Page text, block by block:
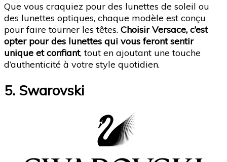
Que vous craquiez pour des lunettes de soleil ou
des lunettes optiques, chaque modèle est conçu
pour faire tourner les têtes. Choisir Versace, c’est
opter pour des lunettes qui vous feront sentir
unique et confiant, tout en ajoutant une touche
d’authenticité à votre style quotidien.
5. Swarovski